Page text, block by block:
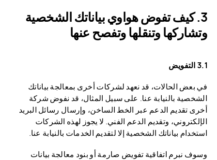
كيف تفوض هواوي بياناتك الشخصية
وتشاركها وتنقلها وتفصح عنها
3.1 التفويض
في بعض الحالات، قد نعهد لشركات أخرى بمعالجة بياناتك
الشخصية بالنيابة عنا. على سبيل المثال، قد نفوض شركة
أخرى تقديم الدعم عبر الخط الساخن، وإرسال رسائل البريد
الإلكتروني، وتقديم الدعم الفني. لا يجوز لهذه الشركات
استخدام بياناتك الشخصية إلا لتقديم الخدمات بالنيابة عنا.
وسوف نبرم اتفاقية تفويض صارمة أو بنود معالجة بيانات